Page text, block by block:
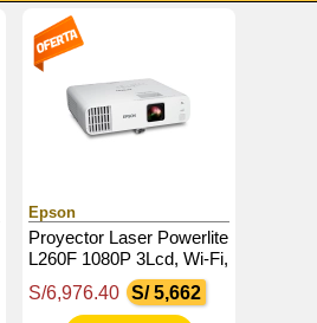
Epson
Proyector Laser Powerlite
L260F 1080P 3Lcd, Wi-Fi,
Hdmi X2, Vga Input X1,
Lan (Rj-45) X1
S/6,976.40 S/ 5,662